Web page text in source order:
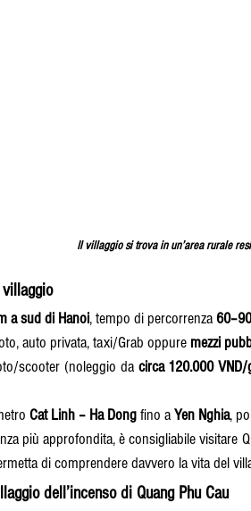
Il villaggio si trova in un’area rurale
a sud di Hanoi, tempo di percorrenza
auto privata, taxi/Grab oppure mezzi
scooter (noleggio da circa 120.000
Cat Linh – Ha Dong fino a Yen Nghia,
più approfondita, è consigliabile visitare
di comprendere davvero la vita del
dell’incenso di Quang Phu Cau